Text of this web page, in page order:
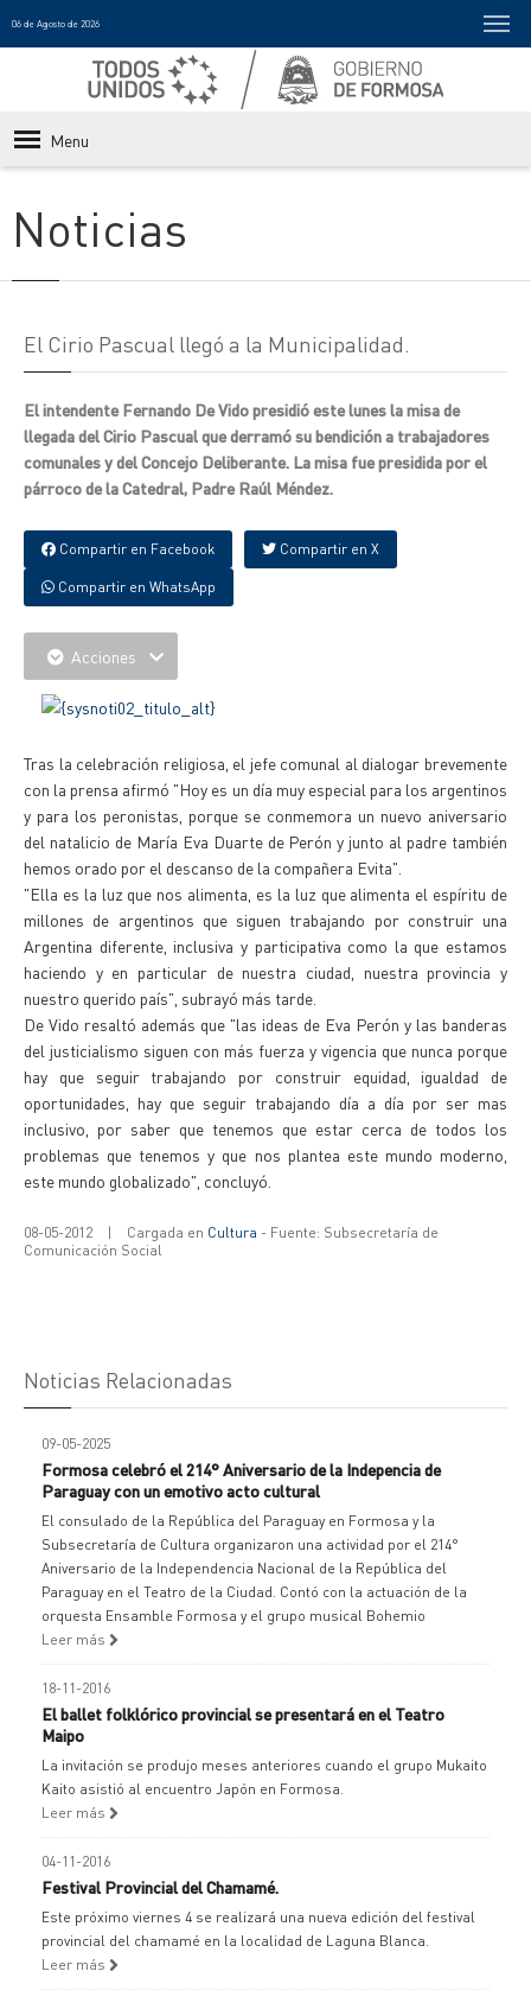
06 de Agosto de 2026
Menu
Noticias
El Cirio Pascual llegó a la Municipalidad.
El intendente Fernando De Vido presidió este lunes la misa de
llegada del Cirio Pascual que derramó su bendición a trabajadores
comunales y del Concejo Deliberante. La misa fue presidida por el
párroco de la Catedral, Padre Raúl Méndez.
Compartir en Facebook Compartir en X
Compartir en WhatsApp
Acciones
Tras la celebración religiosa, el jefe comunal al dialogar brevemente
con la prensa afirmó "Hoy es un día muy especial para los argentinos
y para los peronistas, porque se conmemora un nuevo aniversario
del natalicio de María Eva Duarte de Perón y junto al padre también
hemos orado por el descanso de la compañera Evita".
"Ella es la luz que nos alimenta, es la luz que alimenta el espíritu de
millones de argentinos que siguen trabajando por construir una
Argentina diferente, inclusiva y participativa como la que estamos
haciendo y en particular de nuestra ciudad, nuestra provincia y
nuestro querido país", subrayó más tarde.
De Vido resaltó además que "las ideas de Eva Perón y las banderas
del justicialismo siguen con más fuerza y vigencia que nunca porque
hay que seguir trabajando por construir equidad, igualdad de
oportunidades, hay que seguir trabajando día a día por ser mas
inclusivo, por saber que tenemos que estar cerca de todos los
problemas que tenemos y que nos plantea este mundo moderno,
este mundo globalizado", concluyó.
08-05-2012 | Cargada en Cultura - Fuente: Subsecretaría de
Comunicación Social
Noticias Relacionadas
09-05-2025
Formosa celebró el 214° Aniversario de la Indepencia de
Paraguay con un emotivo acto cultural
El consulado de la República del Paraguay en Formosa y la
Subsecretaría de Cultura organizaron una actividad por el 214°
Aniversario de la Independencia Nacional de la República del
Paraguay en el Teatro de la Ciudad. Contó con la actuación de la
orquesta Ensamble Formosa y el grupo musical Bohemio
Leer más
18-11-2016
El ballet folklórico provincial se presentará en el Teatro
Maipo
La invitación se produjo meses anteriores cuando el grupo Mukaito
Kaito asistió al encuentro Japón en Formosa.
Leer más
04-11-2016
Festival Provincial del Chamamé.
Este próximo viernes 4 se realizará una nueva edición del festival
provincial del chamamé en la localidad de Laguna Blanca.
Leer más